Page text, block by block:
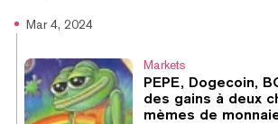
Mar 4, 2024
Markets
PEPE, Dogecoin,
des gains à deux
mèmes de